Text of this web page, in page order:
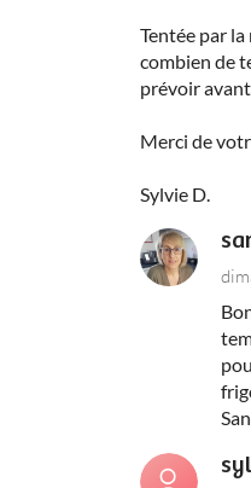
Tentée par
combien de
prévoir
Merci de
Sylvie D.